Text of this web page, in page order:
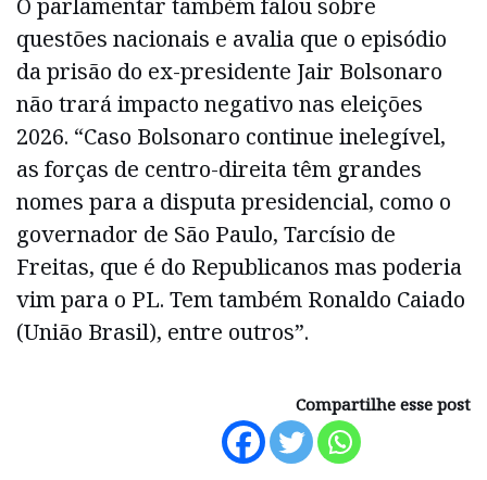
O parlamentar também falou sobre
questões nacionais e avalia que o episódio
da prisão do ex-presidente Jair Bolsonaro
não trará impacto negativo nas eleições
2026. “Caso Bolsonaro continue inelegível,
as forças de centro-direita têm grandes
nomes para a disputa presidencial, como o
governador de São Paulo, Tarcísio de
Freitas, que é do Republicanos mas poderia
vim para o PL. Tem também Ronaldo Caiado
(União Brasil), entre outros”.
Compartilhe esse post